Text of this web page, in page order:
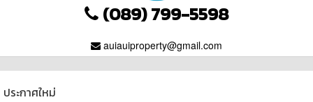
(089) 799-5598
auiauiproperty@gmail.com
ประกาศใหม่